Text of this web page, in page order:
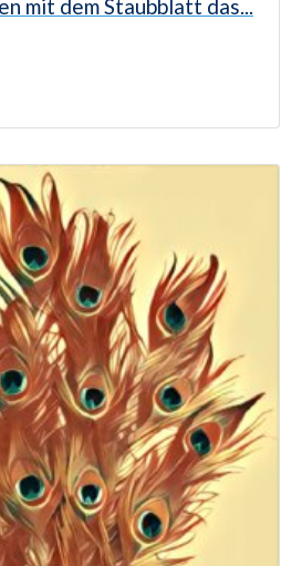
mit dem Staubblatt das...